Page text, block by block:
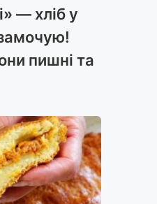
— хліб у
пишні та